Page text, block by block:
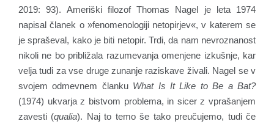
2019: 93). Ameriški filozof Thomas Nagel je leta 1974
napisal članek o »fenomenologiji netopirjev«, v katerem se
je spraševal, kako je biti netopir. Trdi, da nam nevroznanost
nikoli ne bo približala razumevanja omenjene izkušnje, kar
velja tudi za vse druge zunanje raziskave živali. Nagel se v
svojem odmevnem članku What Is It Like to Be a Bat?
(1974) ukvarja z bistvom problema, in sicer z vprašanjem
zavesti (qualia). Naj to temo še tako preučujemo, tudi če